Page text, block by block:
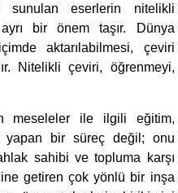
eserlerin nitelikli
bir önem taşır. Dünya
aktarılabilmesi, çeviri
Nitelikli çeviri, öğrenmeyi,
meseleler ile ilgili eğitim,
yapan bir süreç değil; onu
sahibi ve topluma karşı
getiren çok yönlü bir inşa